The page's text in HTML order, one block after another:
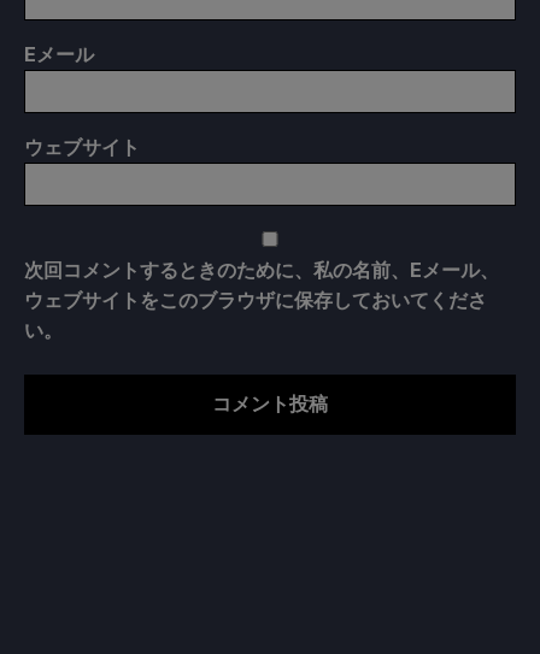
E メール
ウェブサイト
次回コメントするときのために、私の名前、Eメール、
ウェブサイトをこのブラウザに保存しておいてくださ
い。